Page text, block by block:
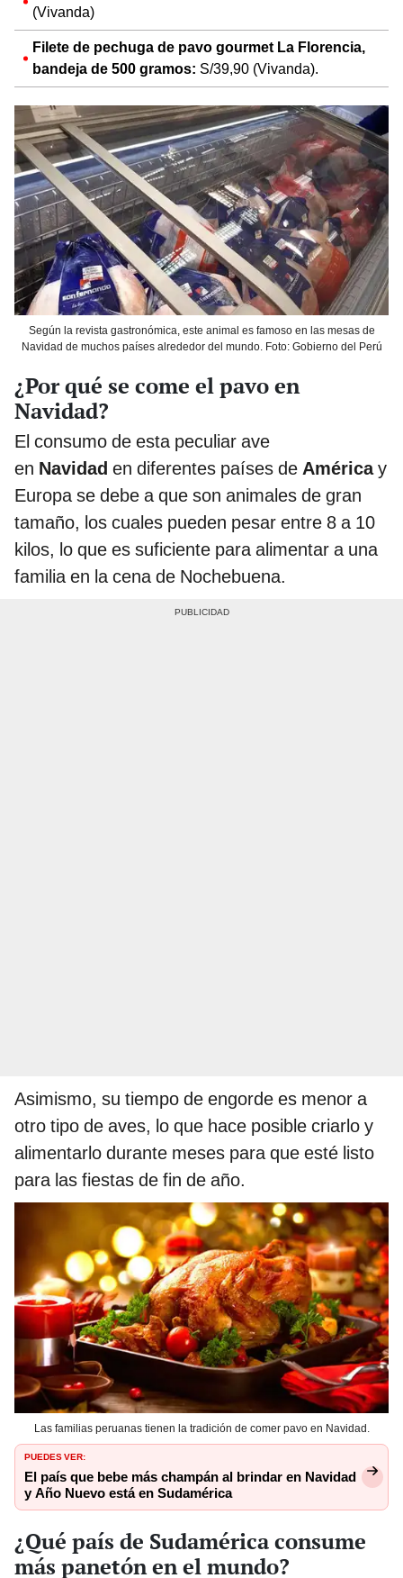
(Vivanda)
Filete de pechuga de pavo gourmet La Florencia,
bandeja de 500 gramos: S/39,90 (Vivanda).
Según la revista gastronómica, este animal es famoso en las mesas de
Navidad de muchos países alrededor del mundo. Foto: Gobierno del Perú
¿Por qué se come el pavo en
Navidad?
El consumo de esta peculiar ave
en Navidad en diferentes países de Américay
Europa se debe a que son animales de gran
tamaño, los cuales pueden pesar entre 8 a 10
kilos, lo que es suficiente para alimentar a una
familia en la cena de Nochebuena.
Asimismo, su tiempo de engorde es menor a
otro tipo de aves, lo que hace posible criarlo y
alimentarlo durante meses para que esté listo
para las fiestas de fin de año.
Las familias peruanas tienen la tradición de comer pavo en Navidad.
PUEDES VER:
El país que bebe más champán al brindar en Navidad
y Año Nuevo está en Sudamérica
¿Qué país de Sudamérica consume
más panetón en el mundo?